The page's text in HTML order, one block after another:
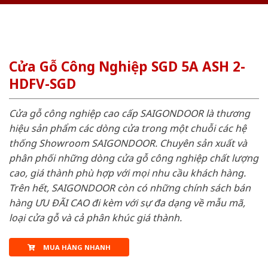
Cửa Gỗ Công Nghiệp SGD 5A ASH 2-
HDFV-SGD
Cửa gỗ công nghiệp cao cấp SAIGONDOOR là thương
hiệu sản phẩm các dòng cửa trong một chuỗi các hệ
thống Showroom SAIGONDOOR. Chuyên sản xuất và
phân phối những dòng cửa gỗ công nghiệp chất lượng
cao, giá thành phù hợp với mọi nhu cầu khách hàng.
Trên hết, SAIGONDOOR còn có những chính sách bán
hàng ƯU ĐÃI CAO đi kèm với sự đa dạng về mẫu mã,
loại cửa gỗ và cả phân khúc giá thành.
MUA HÀNG NHANH